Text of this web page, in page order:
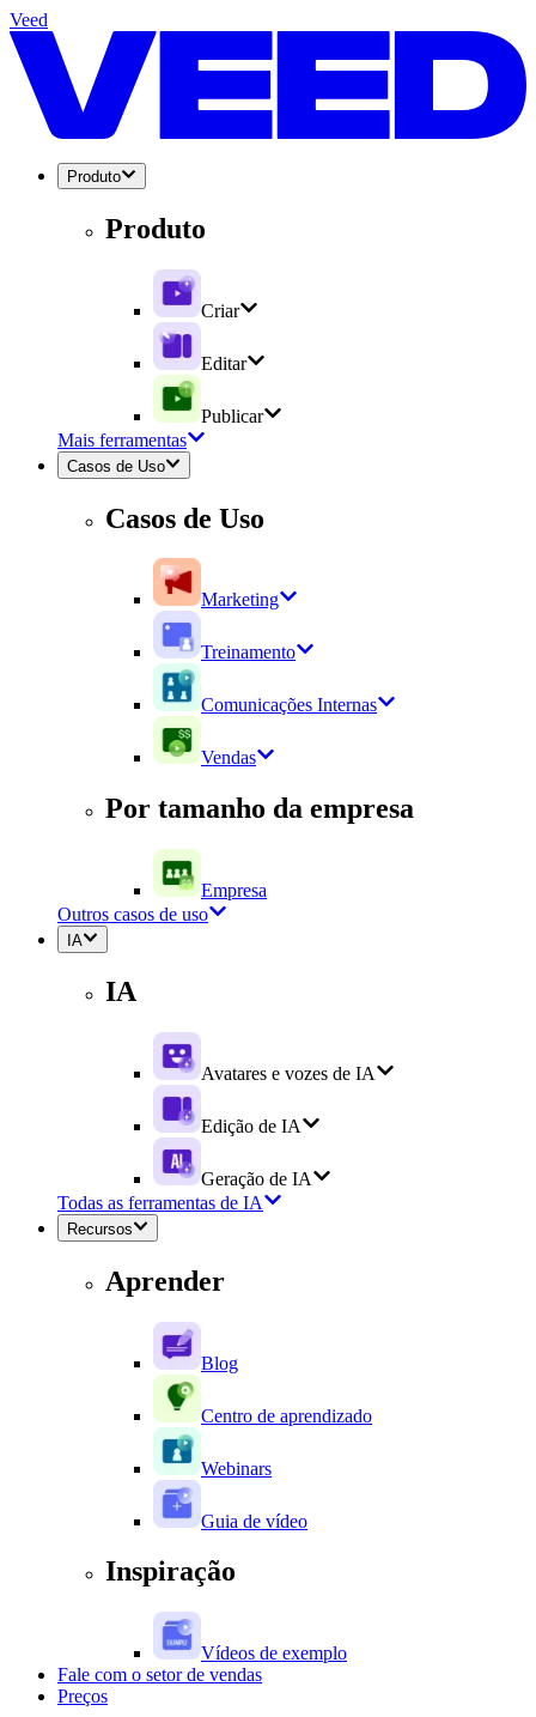
Veed
Produto
Produto
Criar
Editar
Publicar
Mais ferramentas
Casos de Uso
Casos de Uso
Marketing
Treinamento
Comunicações Internas
Vendas
Por tamanho da empresa
Empresa
Outros casos de uso
IA
IA
Avatares e vozes de IA
Edição de IA
Geração de IA
Todas as ferramentas de IA
Recursos
Aprender
Blog
Centro de aprendizado
Webinars
Guia de vídeo
Inspiração
Vídeos de exemplo
Fale com o setor de vendas
Preços